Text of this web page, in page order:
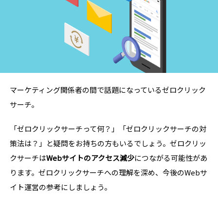
マーケティング関係者の間で話題になっているゼロクリック
サーチ。
「ゼロクリックサーチって何？」「ゼロクリックサーチの対
策法は？」と疑問をお持ちの方もいるでしょう。ゼロクリッ
クサーチはWebサイトのアクセス減少につながる可能性があ
ります。ゼロクリックサーチへの理解を深め、今後のWebサ
イト運営の参考にしましょう。